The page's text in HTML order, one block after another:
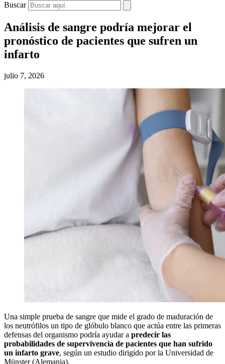
Buscar
Análisis de sangre podría mejorar el
pronóstico de pacientes que sufren un
infarto
julio 7, 2026
Una simple prueba de sangre que mide el grado de maduración de
los neutrófilos un tipo de glóbulo blanco que actúa entre las primeras
defensas del organismo podría ayudar a predecir las
probabilidades de supervivencia de pacientes que han sufrido
un infarto grave, según un estudio dirigido por la Universidad de
Münster (Alemania).